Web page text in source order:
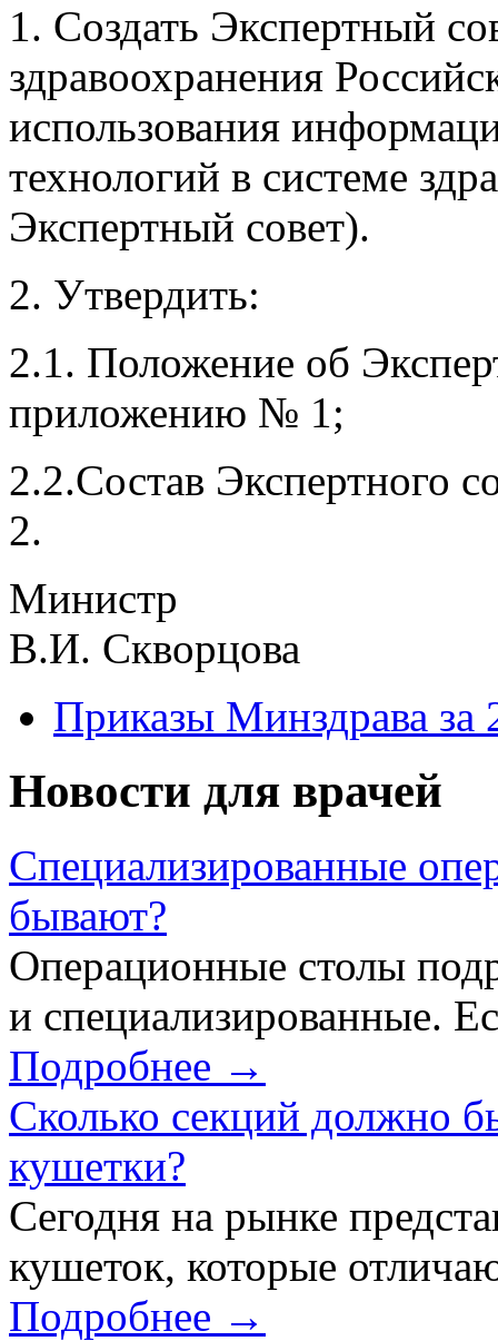
1. Создать Экспертный
здравоохранения
использования
технологий в системе
Экспертный совет).
2. Утвердить:
2.1. Положение об
приложению № 1;
2.2.Состав Экспертного
2.
Министр
В.И. Скворцова
Приказы Минздрава за
Новости для врачей
Специализированные
бывают?
Операционные столы
и специализированные.
Подробнее →
Сколько секций должно
кушетки?
Сегодня на рынке
кушеток, которые
Подробнее →